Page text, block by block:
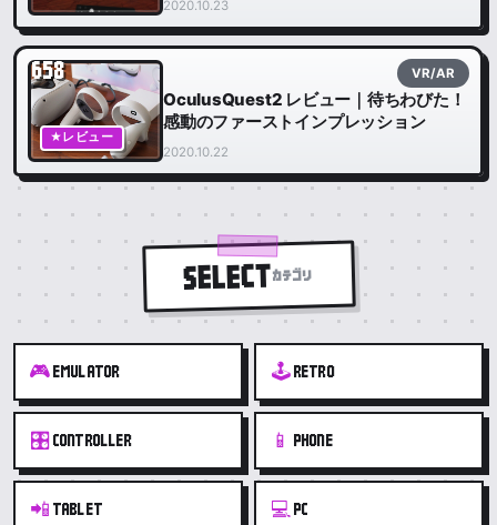
2020.10.23
★レビュー
658 VR/AR
OculusQuest2 レビュー｜待ちわびた！
感動のファーストインプレッション
2020.10.22
SELECTカテゴリ
🎮 EMULATOR 🕹️ RETRO
🎛️ CONTROLLER 📱 PHONE
📲 TABLET 💻 PC